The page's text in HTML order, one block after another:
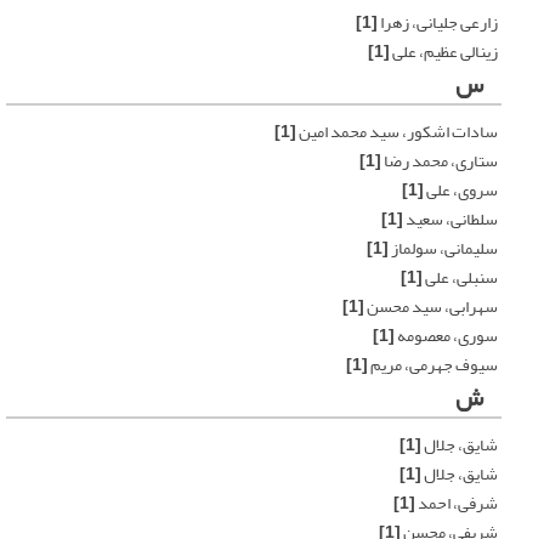
زارعی جلیانی، زهرا[1]
زینالی عظیم، علی[1]
س
سادات اشکور، سید محمد امین[1]
ستاری، محمد رضا[1]
سروی، علی[1]
سلطانی، سعید[1]
سلیمانی، سولماز[1]
سنبلی، علی[1]
سهرابی، سید محسن[1]
سوری، معصومه[1]
سیوف جهرمی، مریم[1]
ش
شایق، جلال[1]
شایق، جلال[1]
شرفی، احمد[1]
شریفی، محسن[1]